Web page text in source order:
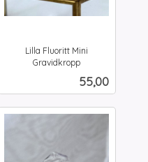
Lilla Fluoritt Mini
Gravidkropp
Pris
55,00